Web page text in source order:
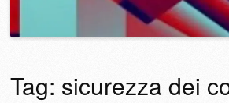
Tag: sicurezza dei